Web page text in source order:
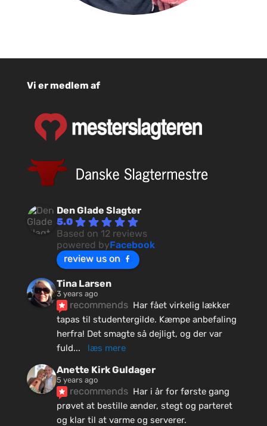
Vi er medlem af
Den Glade Slagter
5.0
Based on 12 reviews
powered byFacebook
review us on
Tina Larsen
3 years ago
recommends Har fået virkelig lækker
tapas til studentergilde. Kæmpe anbefaling
herfra! Det smagte så dejligt, og der var
fuld... læs mere
Anette Kirk Guldager
5 years ago
recommends Har i år for første gang
prøvet at bestille ænder, stegt og parteret
og klar til at varme og serverer.